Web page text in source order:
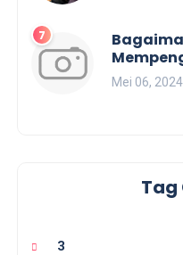
Ini?
Mei 06, 2024
Tag
3